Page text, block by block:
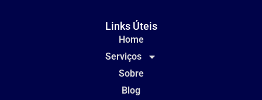
Links Úteis
Home
Serviços
Sobre
Blog